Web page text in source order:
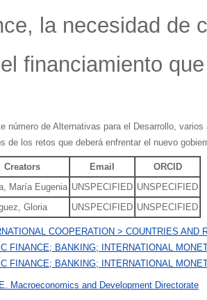
la necesidad de
financiamiento
número de Alternativas para el Desarrollo,
de los retos que deberá enfrentar el nuevo
Creators Email
ORCID
María Eugenia UNSPECIFIED UNSPECIFIED
Gloria
UNSPECIFIED UNSPECIFIED
COOPERATION > COUNTRIES AND
FINANCE; BANKING; INTERNATIONAL
FINANCE; BANKING; INTERNATIONAL
Macroeconomics and Development Directorate